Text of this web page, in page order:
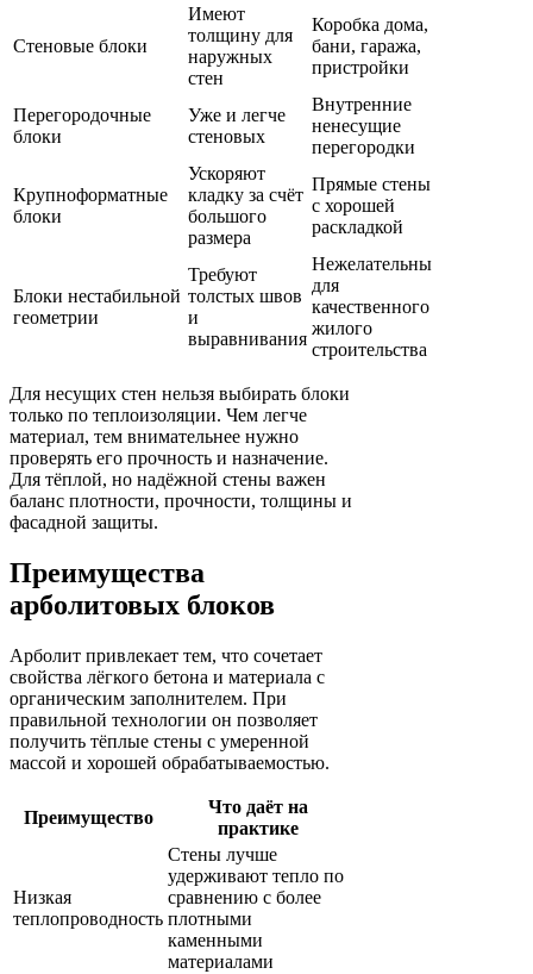
Стеновые блоки
Имеют
толщину для
наружных
стен
Коробка дома,
бани, гаража,
пристройки
Перегородочные
блоки
Уже и легче
стеновых
Внутренние
ненесущие
перегородки
Крупноформатные
блоки
Ускоряют
кладку за счёт
большого
размера
Прямые стены
с хорошей
раскладкой
Блоки нестабильной
геометрии
Требуют
толстых швов
и
выравнивания
Нежелательны
для
качественного
жилого
строительства
Для несущих стен нельзя выбирать блоки
только по теплоизоляции. Чем легче
материал, тем внимательнее нужно
проверять его прочность и назначение.
Для тёплой, но надёжной стены важен
баланс плотности, прочности, толщины и
фасадной защиты.
Преимущества
арболитовых блоков
Арболит привлекает тем, что сочетает
свойства лёгкого бетона и материала с
органическим заполнителем. При
правильной технологии он позволяет
получить тёплые стены с умеренной
массой и хорошей обрабатываемостью.
Преимущество
Что даёт на
практике
Низкая
теплопроводность
Стены лучше
удерживают тепло по
сравнению с более
плотными
каменными
материалами